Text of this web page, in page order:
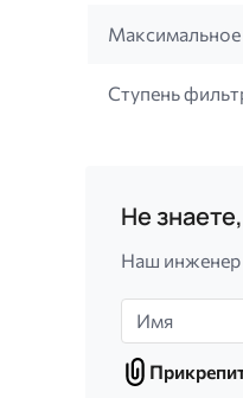
Максимальное
Ступень
Не
Наш инженер
Имя
Прикрепить